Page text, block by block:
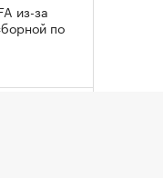
из-за
по